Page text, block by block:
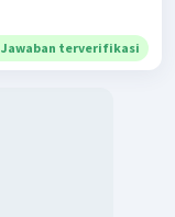
Jawaban terverifikasi